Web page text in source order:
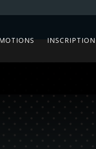
INSCRIPTION